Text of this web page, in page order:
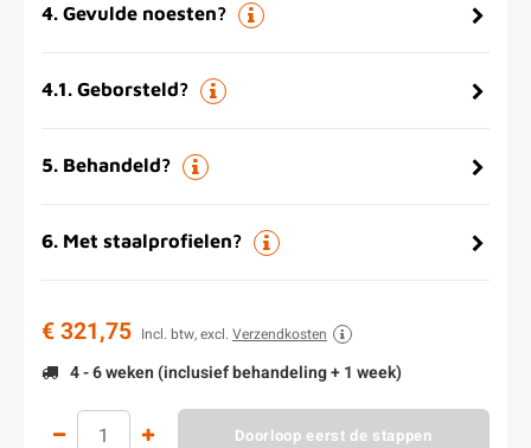
4. Gevulde noesten?
4.1. Geborsteld?
5. Behandeld?
6. Met staalprofielen?
€ 321,75 Incl. btw, excl. Verzendkosten
4 - 6 weken (inclusief behandeling + 1 week)
Doorloop eerst de stappen